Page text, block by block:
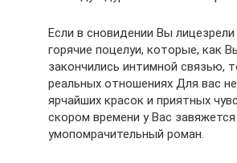
Если в сновидении Вы
горячие поцелуи, которые, как
закончились интимной связью,
реальных отношениях Для вас
ярчайших красок и приятных
скором времени у Вас завяжется
умопомрачительный роман.